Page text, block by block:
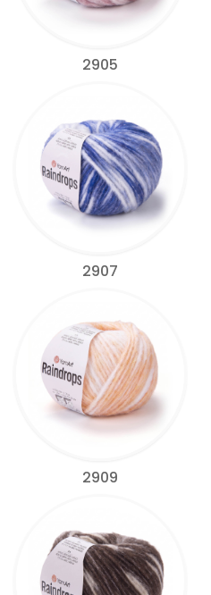
2905
2907
2909